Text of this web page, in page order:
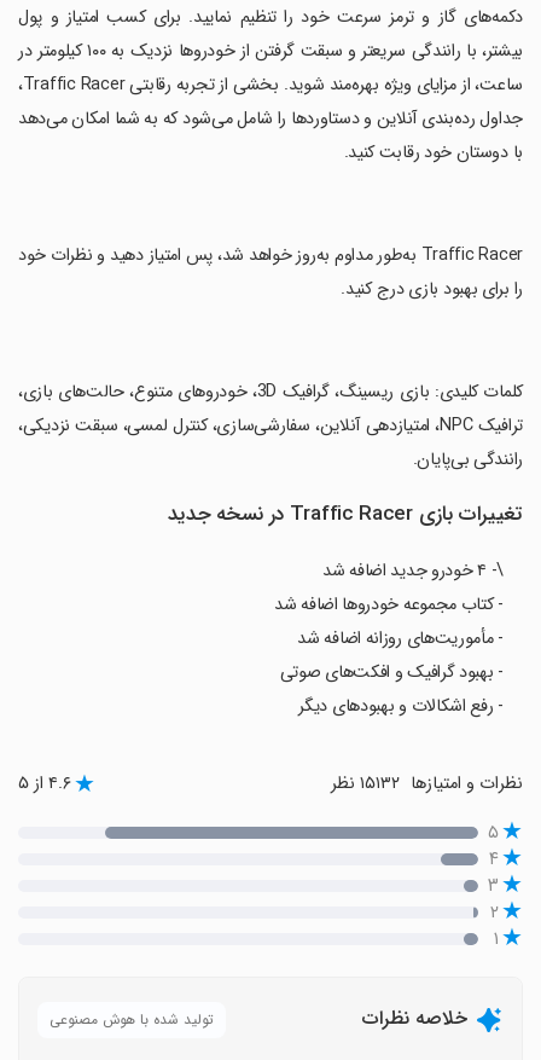
دکمه‌های گاز و ترمز سرعت خود را تنظیم نمایید. برای کسب امتیاز و پول
بیشتر، با رانندگی سریعتر و سبقت گرفتن از خودروها نزدیک به ۱۰۰ کیلومتر در
ساعت، از مزایای ویژه بهره‌مند شوید. بخشی از تجربه رقابتی Traffic Racer،
جداول رده‌بندی آنلاین و دستاوردها را شامل می‌شود که به شما امکان می‌دهد
با دوستان خود رقابت کنید.
‏Traffic Racer به‌طور مداوم به‌روز خواهد شد، پس امتیاز دهید و نظرات خود
را برای بهبود بازی درج کنید.
‏کلمات کلیدی: بازی ریسینگ، گرافیک 3D، خودروهای متنوع، حالت‌های بازی،
ترافیک NPC، امتیازدهی آنلاین، سفارشی‌سازی، کنترل لمسی، سبقت نزدیکی،
رانندگی بی‌پایان.
تغییرات بازی Traffic Racer در نسخه جدید
\- ۴ خودرو جدید اضافه شد
- کتاب مجموعه خودروها اضافه شد
- مأموریت‌های روزانه اضافه شد
- بهبود گرافیک و افکت‌های صوتی
- رفع اشکالات و بهبودهای دیگر
نظرات و امتیازها ۴.۶ از ۵
۵
۴
۳
۲
۱
خلاصه نظرات تولید شده با هوش مصنوعی